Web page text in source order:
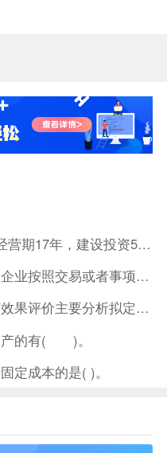
某建设项目建设期3年，生产经营期17年，建设投资5500万元
我国《企业会计准则》规定，企业按照交易或者事项的经济特征确定
对于非经营性技术方案，经济效果评价主要分析拟定方案的( )。
产的有( )。
定成本的是( )。